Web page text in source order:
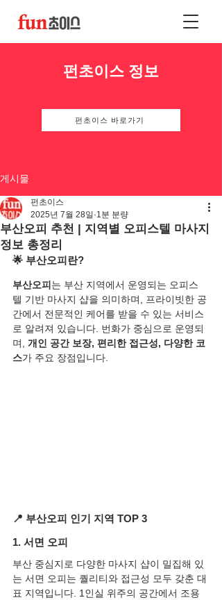
펀초이스 정보
펀초이스 바로가기
게시물
부산오피 추천 | 지역별 오피스텔 마사지
정보 총정리
펀초이스
2025년 7월 28일 1분 분량
🌟 부산오피란?
부산오피 는 부산 지역에서 운영되는 오피스
텔 기반 마사지 샵을 의미하며, 프라이빗한 공
간에서 전문적인 케어를 받을 수 있는 서비스
로 알려져 있습니다. 번화가 중심으로 운영되
며, 개인 공간 보장, 편리한 접근성, 다양한 코
스가 주요 장점입니다.
📍 부산오피 인기 지역 TOP 3
1. 서면 오피
부산 중심지로 다양한 마사지 샵이 밀집해 있
는 서면 오피는 퀄리티와 접근성 모두 갖춘 대
표 지역입니다. 1인실 위주의 공간에서 조용